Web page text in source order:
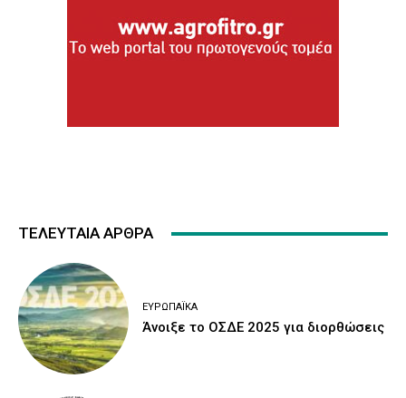
ΤΕΛΕΥΤΑΙΑ ΑΡΘΡΑ
ΕΥΡΩΠΑΪΚΆ
Άνοιξε το ΟΣΔΕ 2025 για διορθώσεις